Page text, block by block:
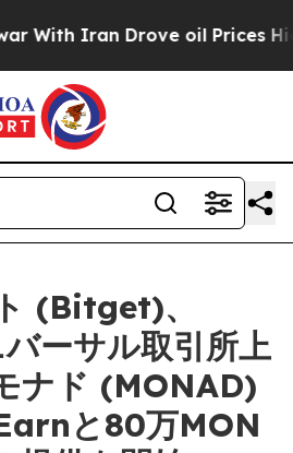
Iran Drove oil Prices
(Bitget)、
ーサル取引所上
ナド (MONAD)
と80万MON